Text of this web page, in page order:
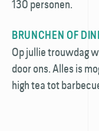
130 personen.
BRUNCHEN OF
Op jullie trouwdag
door ons. Alles is
high tea tot